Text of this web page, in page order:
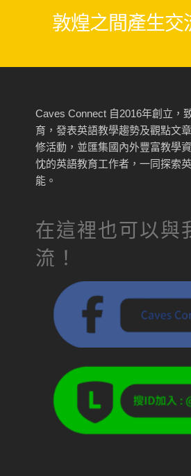
敦煌之間產生交
Caves Connect 自2016年創立，
育，發表英語教學趨勢及觀點文
修活動，並匯集國內外豐富教學
忱的英語教育工作者，一同探索
能。
在這裡也可以與
流！